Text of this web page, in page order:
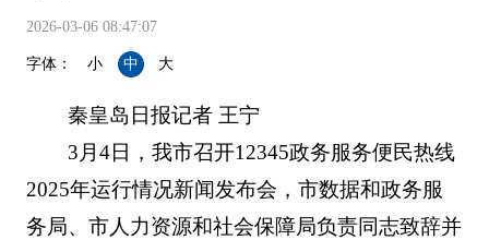
2026-03-06 08:47:07
字体： 小 中 大
秦皇岛日报记者 王宁
3月4日，我市召开12345政务服务便民热线
2025年运行情况新闻发布会，市数据和政务服
务局、市人力资源和社会保障局负责同志致辞并